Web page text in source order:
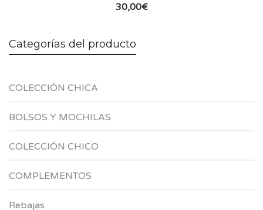
30,00€
Categorías del producto
COLECCIÓN CHICA
BOLSOS Y MOCHILAS
COLECCIÓN CHICO
COMPLEMENTOS
Rebajas